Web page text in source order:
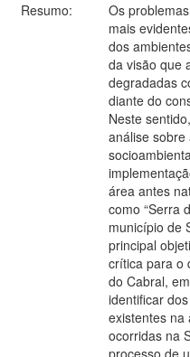
Resumo:
Os
mais
dos
da visão que
degradadas
diante do
Neste
análise
área antes
como “Serra
município de
principal
crítica para o
do Cabral,
identificar
existentes na
ocorridas na
processo de